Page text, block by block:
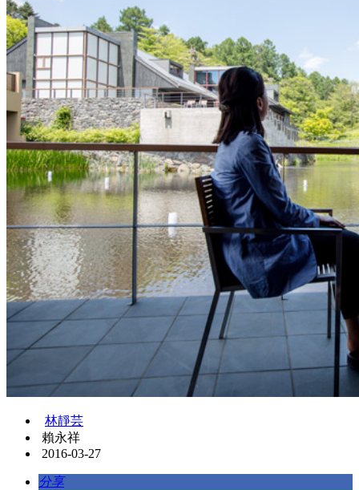
林靜芸
賴永祥
2016-03-27
分享